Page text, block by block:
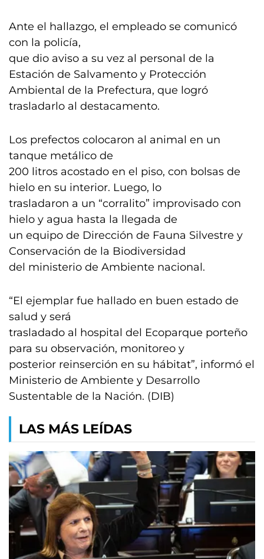
Ante el hallazgo, el empleado se comunicó
con la policía,
que dio aviso a su vez al personal de la
Estación de Salvamento y Protección
Ambiental de la Prefectura, que logró
trasladarlo al destacamento.
Los prefectos colocaron al animal en un
tanque metálico de
200 litros acostado en el piso, con bolsas de
hielo en su interior. Luego, lo
trasladaron a un “corralito” improvisado con
hielo y agua hasta la llegada de
un equipo de Dirección de Fauna Silvestre y
Conservación de la Biodiversidad
del ministerio de Ambiente nacional.
“El ejemplar fue hallado en buen estado de
salud y será
trasladado al hospital del Ecoparque porteño
para su observación, monitoreo y
posterior reinserción en su hábitat”, informó el
Ministerio de Ambiente y Desarrollo
Sustentable de la Nación. (DIB)
LAS MÁS LEÍDAS